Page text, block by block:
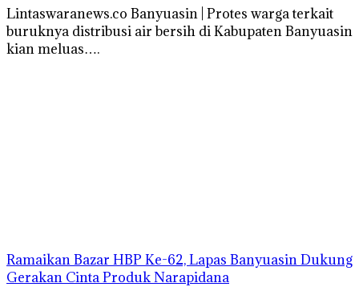
Lintaswaranews.co Banyuasin | Protes warga terkait
buruknya distribusi air bersih di Kabupaten Banyuasin
kian meluas….
Ramaikan Bazar HBP Ke-62, Lapas Banyuasin Dukung
Gerakan Cinta Produk Narapidana